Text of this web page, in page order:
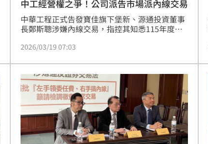
中工經營權之爭！公司派告市場派內線交易
中華工程正式告發寶佳旗下堡新、源通投資董事
長鄭斯聰涉嫌內線交易，指控其知悉115年度營
違法加碼持股至13.851%。對此，堡新代表律師
既定計畫，並非投機行為，質疑中工連番發動訴
訟是為了保住經營權的選舉伎倆，意在干擾對手
表決權。（陳韋帆）
2026/03/19 07:03